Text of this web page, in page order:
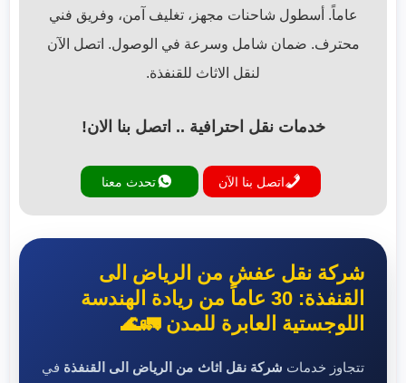
عاماً. أسطول شاحنات مجهز، تغليف آمن، وفريق فني
محترف. ضمان شامل وسرعة في الوصول. اتصل الآن
لنقل الاثاث للقنفذة.
خدمات نقل احترافية .. اتصل بنا الان!
اتصل بنا الآن تحدث معنا
شركة نقل عفش من الرياض الى
القنفذة: 30 عاماً من ريادة الهندسة
اللوجستية العابرة للمدن 🚛🌊
تتجاوز خدمات شركة نقل اثاث من الرياض الى القنفذة في